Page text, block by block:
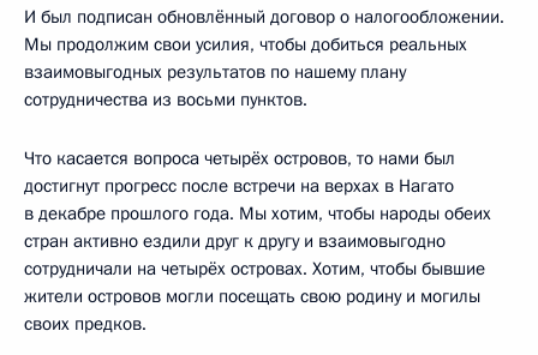
И был подписан обновлённый договор о налогообложении.
Мы продолжим свои усилия, чтобы добиться реальных
взаимовыгодных результатов по нашему плану
сотрудничества из восьми пунктов.
Что касается вопроса четырёх островов, то нами был
достигнут прогресс после встречи на верхах в Нагато
в декабре прошлого года. Мы хотим, чтобы народы обеих
стран активно ездили друг к другу и взаимовыгодно
сотрудничали на четырёх островах. Хотим, чтобы бывшие
жители островов могли посещать свою родину и могилы
своих предков.